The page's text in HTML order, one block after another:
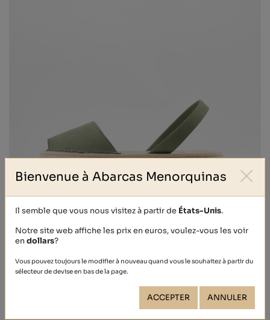
BASALTO
62,90 €
Bienvenue à Abarcas Menorquinas
Il semble que vous nous visitez à partir de États-Unis.
Notre site web affiche les prix en euros, voulez-vous les voir
endollars?
Vous pouvez toujours le modifier à nouveau quand vous le souhaitez à partir du
sélecteur de devise en bas de la page.
ACCEPTER ANNULER